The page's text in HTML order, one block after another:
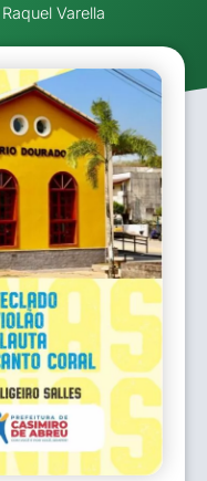
Raquel Varella